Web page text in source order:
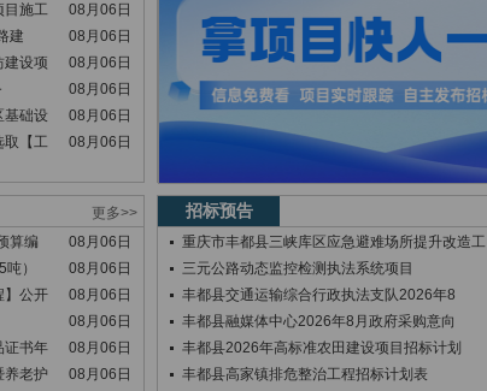
目施工
08月06日
建
08月06日
建设项
08月06日
08月06日
基础设
08月06日
取【工
08月06日
更多>>
算编
08月06日
）
08月06日
】公开
08月06日
08月06日
证书年
08月06日
养老护
08月06日
招标预告
重庆市丰都县三峡库区应急避难场所提升改造工
三元公路动态监控检测执法系统项目
丰都县交通运输综合行政执法支队2026年8
丰都县融媒体中心2026年8月政府采购意向
丰都县2026年高标准农田建设项目招标计划
丰都县高家镇排危整治工程招标计划表